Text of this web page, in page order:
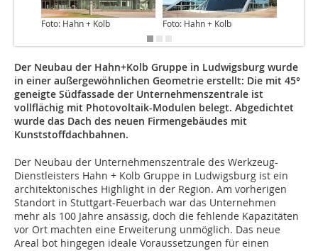
Foto: Hahn + Kolb Foto: Hahn + Kolb
Der Neubau der Hahn+Kolb Gruppe in Ludwigsburg wurde
in einer außergewöhnlichen Geometrie erstellt: Die mit 45°
geneigte Südfassade der Unternehmenszentrale ist
vollflächig mit Photovoltaik-Modulen belegt. Abgedichtet
wurde das Dach des neuen Firmengebäudes mit
Kunststoffdachbahnen.
Der Neubau der Unternehmenszentrale des Werkzeug-
Dienstleisters Hahn + Kolb Gruppe in Ludwigsburg ist ein
architektonisches Highlight in der Region. Am vorherigen
Standort in Stuttgart-Feuerbach war das Unternehmen
mehr als 100 Jahre ansässig, doch die fehlende Kapazitäten
vor Ort machten eine Erweiterung unmöglich. Das neue
Areal bot hingegen ideale Voraussetzungen für einen